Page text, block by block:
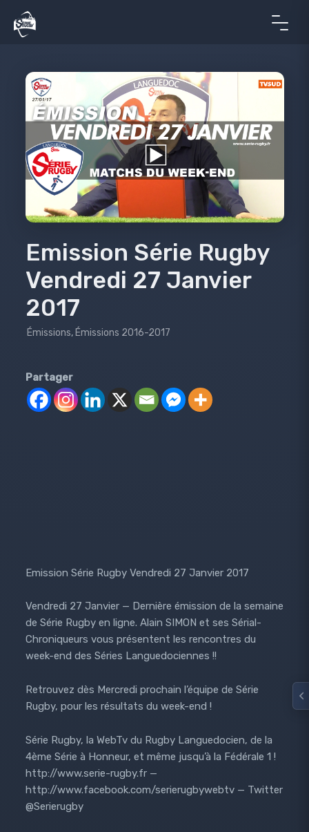
Emission Série Rugby
Vendredi 27 Janvier
2017
Émissions, Émissions 2016-2017
Partager
Emission Série Rugby Vendredi 27 Janvier 2017
Vendredi 27 Janvier — Dernière émission de la semaine
de Série Rugby en ligne. Alain SIMON et ses Sérial-
Chroniqueurs vous présentent les rencontres du
week-end des Séries Languedociennes !!
Retrouvez dès Mercredi prochain l’équipe de Série
Rugby, pour les résultats du week-end !
Série Rugby, la WebTv du Rugby Languedocien, de la
4ème Série à Honneur, et même jusqu’à la Fédérale 1 !
http://www.serie-rugby.fr —
http://www.facebook.com/serierugbywebtv — Twitter
@Serierugby